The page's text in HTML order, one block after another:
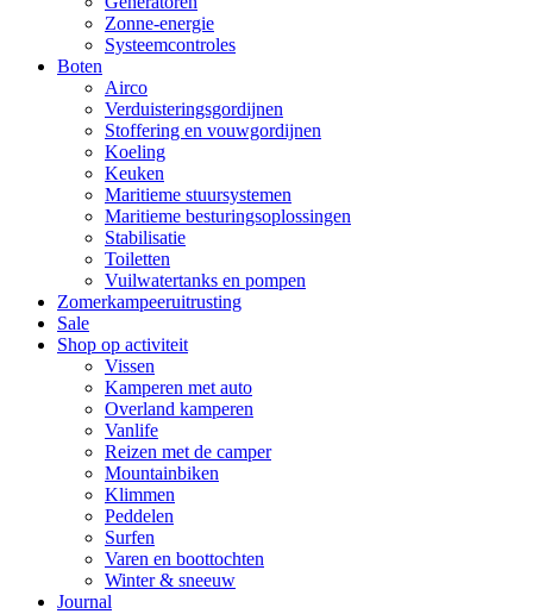
Zonne-energie
Systeemcontroles
Boten
Airco
Verduisteringsgordijnen
Stoffering en vouwgordijnen
Koeling
Keuken
Maritieme stuursystemen
Maritieme besturingsoplossingen
Stabilisatie
Toiletten
Vuilwatertanks en pompen
Zomerkampeeruitrusting
Sale
Shop op activiteit
Vissen
Kamperen met auto
Overland kamperen
Vanlife
Reizen met de camper
Mountainbiken
Klimmen
Peddelen
Surfen
Varen en boottochten
Winter & sneeuw
Journal